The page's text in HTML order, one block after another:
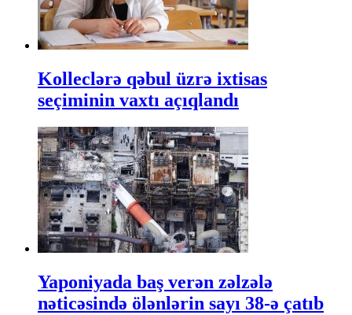
Kolleclərə qəbul üzrə ixtisas
seçiminin vaxtı açıqlandı
Yaponiyada baş verən zəlzələ
nəticəsində ölənlərin sayı 38-ə çatıb